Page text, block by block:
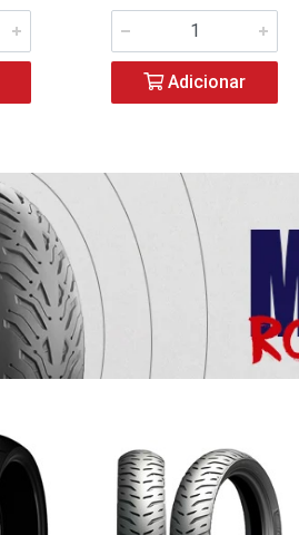
Adicionar